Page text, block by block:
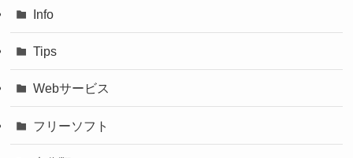
Info
Tips
Webサービス
フリーソフト